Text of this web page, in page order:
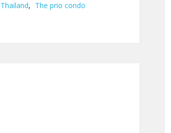
Thailand, The prio condo